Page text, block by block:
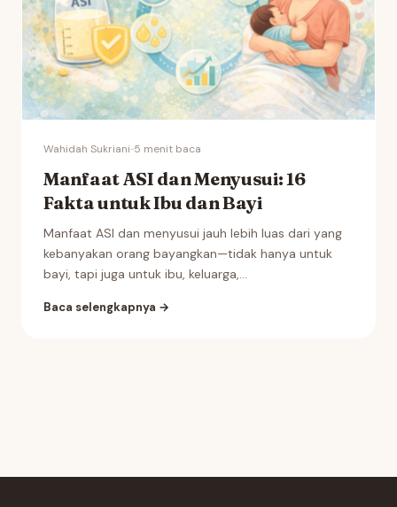
Wahidah Sukriani··5 menit baca
Manfaat ASI dan Menyusui: 16
Fakta untuk Ibu dan Bayi
Manfaat ASI dan menyusui jauh lebih luas dari yang
kebanyakan orang bayangkan—tidak hanya untuk
bayi, tapi juga untuk ibu, keluarga,...
Baca selengkapnya →